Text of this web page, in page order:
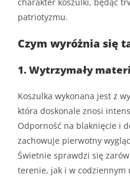
charakter koszulki, będąc
patriotyzmu.
Czym wyróżnia się
1. Wytrzymały
Koszulka wykonana jest z
która doskonale znosi
Odporność na blaknięcie i
zachowuje pierwotny
Świetnie sprawdzi się
terenie, jak i w codziennym